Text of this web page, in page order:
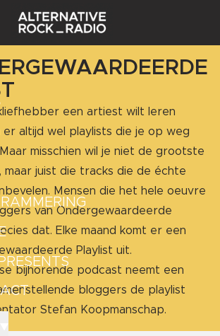
een artiest wilt leren
er altijd wel playlists die je op weg
misschien wil je niet de grootste
maar juist die tracks die de échte
Mensen die het hele oeuvre
van Ondergewaardeerde
dat. Elke maand komt er een
Playlist uit.
bijhorende podcast neemt een
bloggers de playlist
Stefan Koopmanschap.